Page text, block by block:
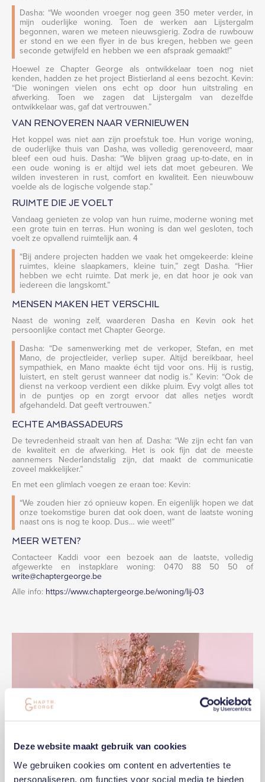
Deze website maakt gebruik van cookies
We gebruiken cookies om content en advertenties te
personaliseren, om functies voor social media te bieden
Dasha: “We woonden vroeger nog geen 350 meter verder, in
mijn ouderlijke woning. Toen de werken aan Lijstergalm
begonnen, waren we meteen nieuwsgierig. Zodra de ruwbouw
er stond en we een flyer in de bus kregen, hebben we geen
seconde getwijfeld en hebben we een afspraak gemaakt!”
Hoewel ze Chapter George als ontwikkelaar toen nog niet
kenden, hadden ze het project Bistierland al eens bezocht. Kevin:
“Die woningen vielen ons echt op door hun uitstraling en
afwerking. Toen we zagen dat Lijstergalm van dezelfde
ontwikkelaar was, gaf dat vertrouwen.”
VAN RENOVEREN NAAR VERNIEUWEN
Het koppel was niet aan zijn proefstuk toe. Hun vorige woning,
de ouderlijke thuis van Dasha, was volledig gerenoveerd, maar
bleef een oud huis. Dasha: “We blijven graag up-to-date, en in
een oude woning is er altijd wel iets dat moet gebeuren. We
wilden investeren in rust, comfort en kwaliteit. Een nieuwbouw
voelde als de logische volgende stap.”
RUIMTE DIE JE VOELT
Vandaag genieten ze volop van hun ruime, moderne woning met
een grote tuin en terras. Hun woning is dan wel gesloten, toch
voelt ze opvallend ruimtelijk aan. 4
“Bij andere projecten hadden we vaak het omgekeerde: kleine
ruimtes, kleine slaapkamers, kleine tuin,” zegt Dasha. “Hier
hebben we echt ruimte. Dat merk je, en dat hoor je ook van
iedereen die langskomt.”
MENSEN MAKEN HET VERSCHIL
Naast de woning zelf, waarderen Dasha en Kevin ook het
persoonlijke contact met Chapter George.
Dasha: “De samenwerking met de verkoper, Stefan, en met
Mano, de projectleider, verliep super. Altijd bereikbaar, heel
sympathiek, en Mano maakte écht tijd voor ons. Hij is rustig,
luistert, en stelt gerust wanneer dat nodig is.” Kevin: “Ook de
dienst na verkoop verdient een dikke pluim. Evy volgt alles tot
in de puntjes op en zorgt ervoor dat alles netjes wordt
afgehandeld. Dat geeft vertrouwen.”
ECHTE AMBASSADEURS
De tevredenheid straalt van hen af. Dasha: “We zijn echt fan van
de kwaliteit en de afwerking. Het is ook fijn dat de meeste
aannemers Nederlandstalig zijn, dat maakt de communicatie
zoveel makkelijker.”
En met een glimlach voegen ze eraan toe: Kevin:
“We zouden hier zó opnieuw kopen. En eigenlijk hopen we dat
onze toekomstige buren dat ook doen, want de laatste woning
naast ons is nog te koop. Dus… wie weet!”
MEER WETEN?
Contacteer Kaddi voor een bezoek aan de laatste, volledig
afgewerkte en instapklare woning: 0470 88 50 50 of
write@chaptergeorge.be
Alle info: https://www.chaptergeorge.be/woning/lij-03